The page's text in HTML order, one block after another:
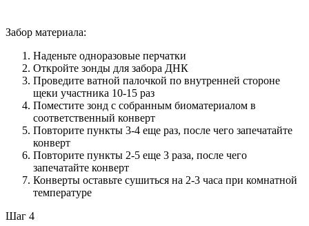
Забор материала:
Наденьте одноразовые перчатки
Откройте зонды для забора ДНК
Проведите ватной палочкой по внутренней стороне
щеки участника 10-15 раз
Поместите зонд с собранным биоматериалом в
соответственный конверт
Повторите пункты 3-4 еще раз, после чего запечатайте
конверт
Повторите пункты 2-5 еще 3 раза, после чего
запечатайте конверт
Конверты оставьте сушиться на 2-3 часа при комнатной
температуре
Шаг 4